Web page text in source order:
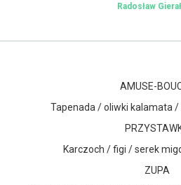
Radosław
AMUSE-
Tapenada / oliwki kalamata /
Karczoch / figi / serek
ZUPA